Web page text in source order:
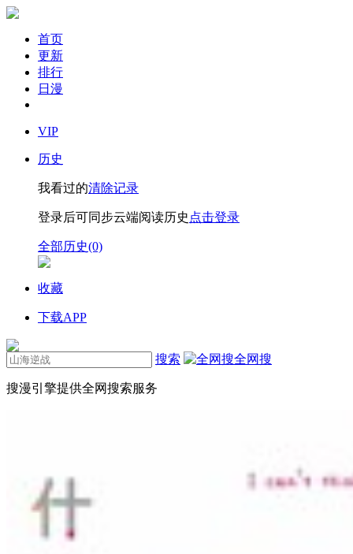
首页
更新
排行
日漫
VIP
历史
我看过的清除记录
登录后可同步云端阅读历史 点击登录
全部历史(0)
收藏
下载APP
搜索 全网搜
搜漫引擎提供全网搜索服务